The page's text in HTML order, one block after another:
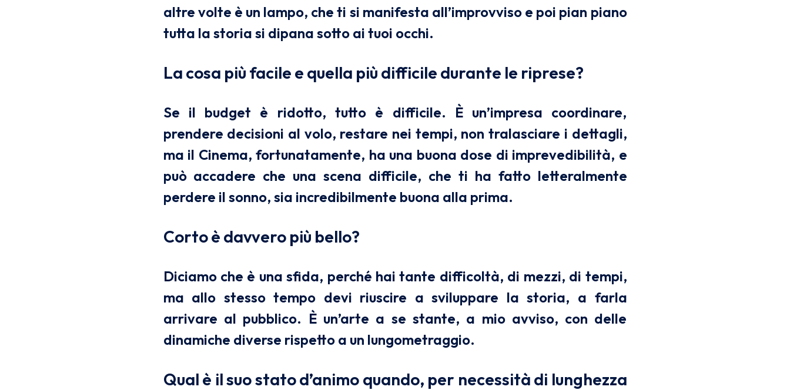
altre volte è un lampo, che ti si manifesta all’improvviso e poi pian piano
tutta la storia si dipana sotto ai tuoi occhi.
La cosa più facile e quella più difficile durante le riprese?
Se il budget è ridotto, tutto è difficile. È un’impresa coordinare,
prendere decisioni al volo, restare nei tempi, non tralasciare i dettagli,
ma il Cinema, fortunatamente, ha una buona dose di imprevedibilità, e
può accadere che una scena difficile, che ti ha fatto letteralmente
perdere il sonno, sia incredibilmente buona alla prima.
Corto è davvero più bello?
Diciamo che è una sfida, perché hai tante difficoltà, di mezzi, di tempi,
ma allo stesso tempo devi riuscire a sviluppare la storia, a farla
arrivare al pubblico. È un’arte a se stante, a mio avviso, con delle
dinamiche diverse rispetto a un lungometraggio.
Qual è il suo stato d’animo quando, per necessità di lunghezza